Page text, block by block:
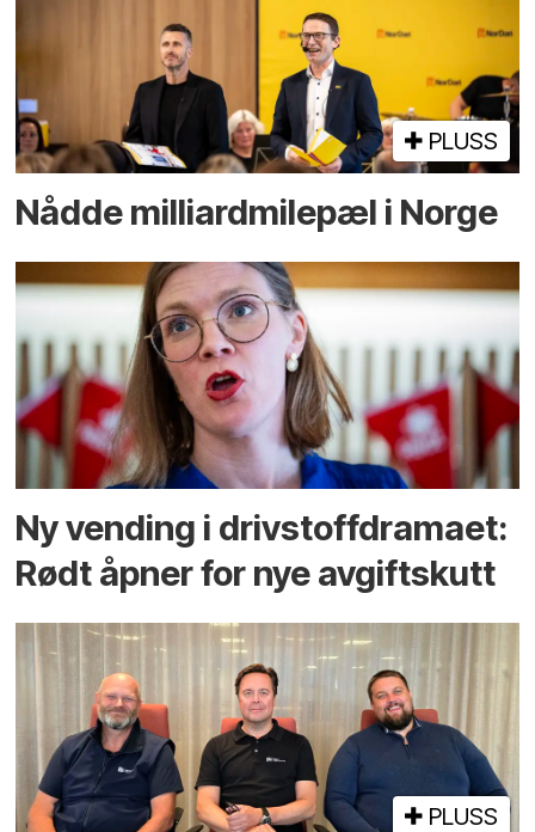
PLUSS
Nådde milliard­­milepæl i Norge
Ny vending i drivstoffdramaet:
Rødt åpner for nye avgiftskutt
PLUSS